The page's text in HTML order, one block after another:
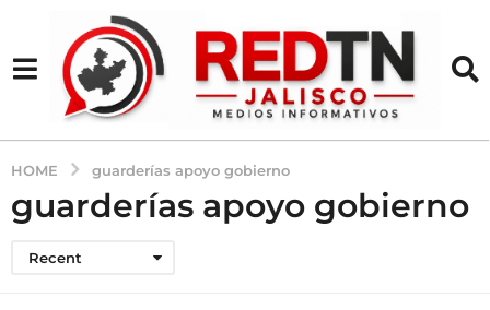
HOME guarderías apoyo gobierno
guarderías apoyo gobierno
Recent